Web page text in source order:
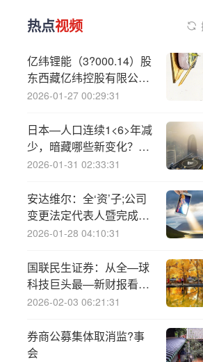
热点视频
亿纬锂能（3?000.14）股
东西藏亿纬控股有限公司
质押3600万股，占总股本
2026-01-27 00:29:31
日本—人口连续1<6>年减
少，暗藏哪些新变化？东
京都为何成人口增长“独
2026-01-31 02:33:31
安达维尔：全‘资’子;公司
变更法定代表人暨完成工
商变更登记
2026-01-28 04:10:31
国联民生证券：从全—球
科技巨头最—新财报看AI
泡沫论
2026-02-03 06:21:31
券商公募集体取消监?事
会